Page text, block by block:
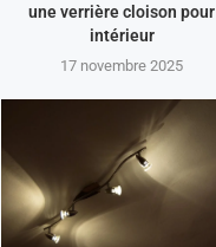
une verrière cloison pour
intérieur
17 novembre 2025